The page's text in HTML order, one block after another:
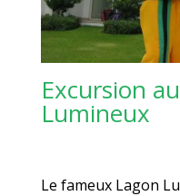
Excursion
Lumineux
Le fameux Lagon